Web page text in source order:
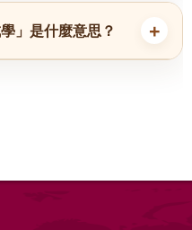
」是什麼意思？